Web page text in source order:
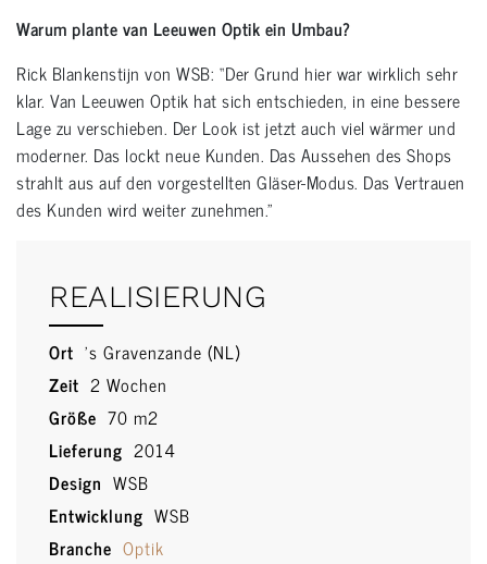
Warum plante van Leeuwen Optik ein Umbau?
Rick Blankenstijn von WSB: “Der Grund hier war wirklich sehr
klar. Van Leeuwen Optik hat sich entschieden, in eine bessere
Lage zu verschieben. Der Look ist jetzt auch viel wärmer und
moderner. Das lockt neue Kunden. Das Aussehen des Shops
strahlt aus auf den vorgestellten Gläser-Modus. Das Vertrauen
des Kunden wird weiter zunehmen.”
REALISIERUNG
Ort 's Gravenzande (NL)
Zeit 2 Wochen
Größe 70 m2
Lieferung 2014
Design WSB
Entwicklung WSB
Branche Optik